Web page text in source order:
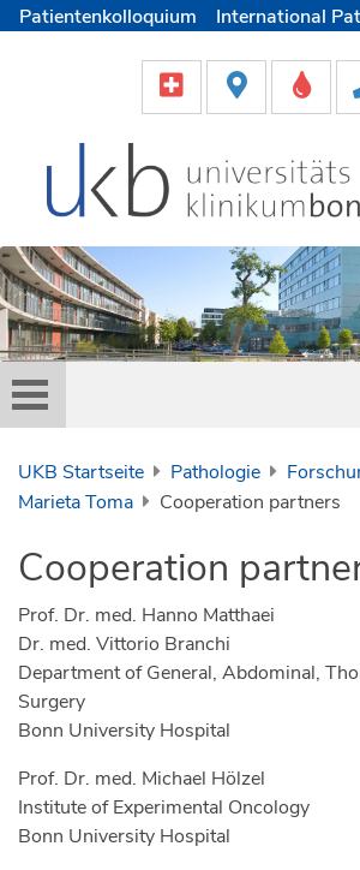
Patientenkolloquium
International
Helfen & Spenden
Medien
UKB Startseite Pathologie
Marieta Toma
Cooperation partners
Cooperation
Prof. Dr. med. Hanno Matthaei
Dr. med. Vittorio Branchi
Department of General, Abdominal,
Surgery
Bonn University Hospital
Prof. Dr. med. Michael Hölzel
Institute of Experimental Oncology
Bonn University Hospital